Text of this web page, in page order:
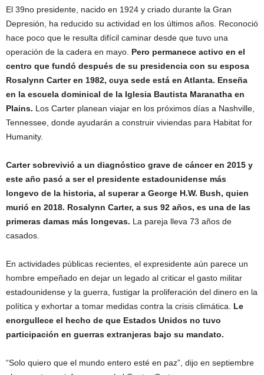
El 39no presidente, nacido en 1924 y criado durante la Gran
Depresión, ha reducido su actividad en los últimos años. Reconoció
hace poco que le resulta difícil caminar desde que tuvo una
operación de la cadera en mayo. Pero permanece activo en el
centro que fundó después de su presidencia con su esposa
Rosalynn Carter en 1982, cuya sede está en Atlanta. Enseña
en la escuela dominical de la Iglesia Bautista Maranatha en
Plains. Los Carter planean viajar en los próximos días a Nashville,
Tennessee, donde ayudarán a construir viviendas para Habitat for
Humanity.
Carter sobrevivió a un diagnóstico grave de cáncer en 2015 y
este año pasó a ser el presidente estadounidense más
longevo de la historia, al superar a George H.W. Bush, quien
murió en 2018. Rosalynn Carter, a sus 92 años, es una de las
primeras damas más longevas. La pareja lleva 73 años de
casados.
En actividades públicas recientes, el expresidente aún parece un
hombre empeñado en dejar un legado al criticar el gasto militar
estadounidense y la guerra, fustigar la proliferación del dinero en la
política y exhortar a tomar medidas contra la crisis climática. Le
enorgullece el hecho de que Estados Unidos no tuvo
participación en guerras extranjeras bajo su mandato.
“Solo quiero que el mundo entero esté en paz”, dijo en septiembre